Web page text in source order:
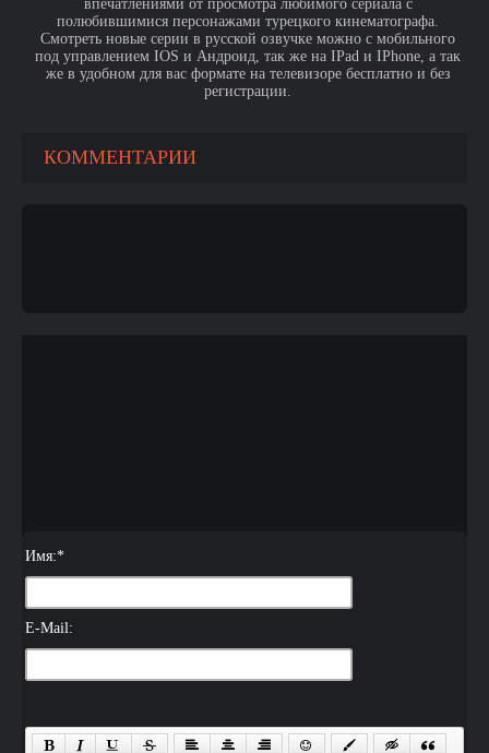
впечатлениями от просмотра любимого сериала с
полюбившимися персонажами турецкого кинематографа.
Смотреть новые серии в русской озвучке можно с мобильного
под управлением IOS и Андроид, так же на IPad и IPhone, а так
же в удобном для вас формате на телевизоре бесплатно и без
регистрации.
КОММЕНТАРИИ
Имя:*
E-Mail: